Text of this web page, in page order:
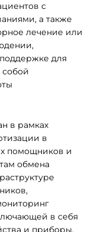
с
а также
лечение или
для
собой
в рамках
в
помощников и
обмена
в себя
и приборы,